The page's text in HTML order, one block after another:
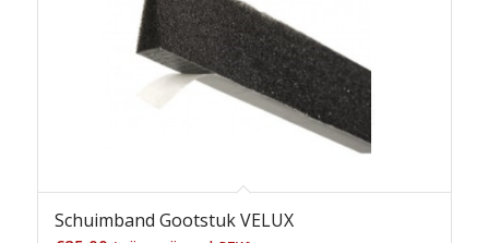
Schuimband Gootstuk VELUX